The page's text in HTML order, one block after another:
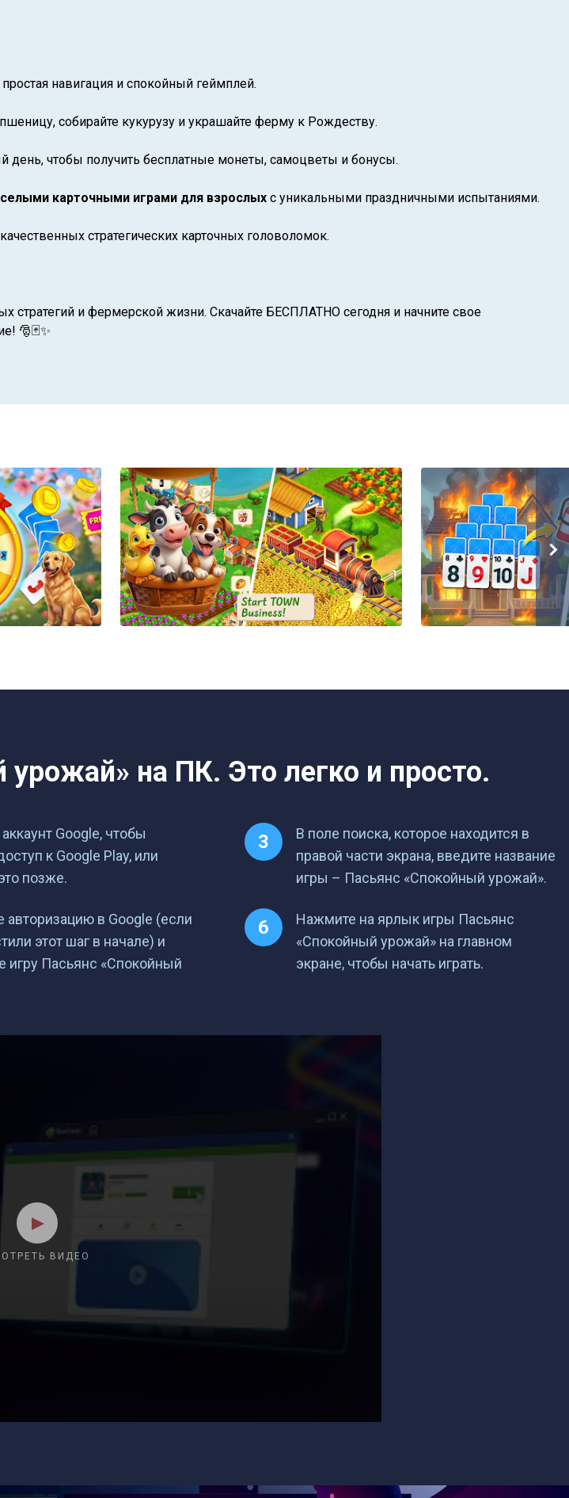
навигация и спокойный геймплей.
собирайте кукурузу и украшайте ферму к Рождеству.
день, чтобы получить бесплатные монеты, самоцветы и бонусы.
карточными играми для взрослых с уникальными праздничными испытаниями.
стратегических карточных головоломок.
стратегий и фермерской жизни. Скачайте БЕСПЛАТНО сегодня и начните свое
🎅🃏✨
на ПК. Это легко и просто.
Google, чтобы
к Google Play, или
позже.
В поле поиска, которое находится в
правой части экрана, введите название
игры – Пасьянс «Спокойный урожай».
авторизацию в Google (если
этот шаг в начале) и
игру Пасьянс «Спокойный
Нажмите на ярлык игры Пасьянс
«Спокойный урожай» на главном
экране, чтобы начать играть.
ВИДЕО